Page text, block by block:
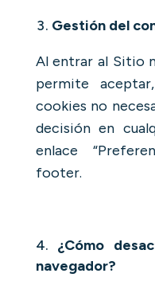
Gestión del
Al entrar al Sitio
permite
cookies no
decisión en
enlace
footer.
¿Cómo
navegador?